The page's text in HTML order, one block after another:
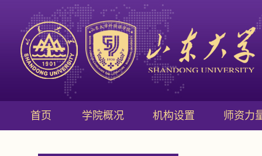
首页 学院概况 机构设置 师资力